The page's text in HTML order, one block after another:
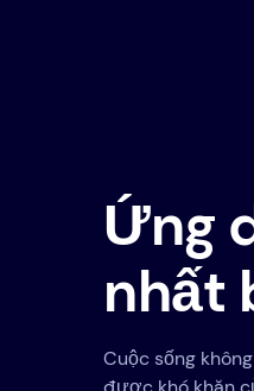
Ứng
nhất
Cuộc sống